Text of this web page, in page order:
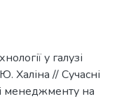
у галузі
Халіна // Сучасні
менеджменту на